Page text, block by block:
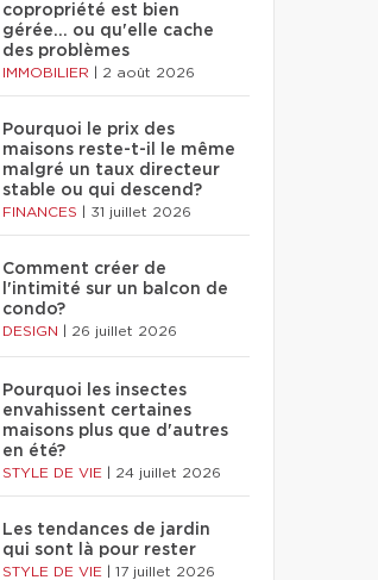
copropriété est bien
gérée… ou qu'elle cache
des problèmes
IMMOBILIER 2 août 2026
Pourquoi le prix des
maisons reste-t-il le même
malgré un taux directeur
stable ou qui descend?
FINANCES 31 juillet 2026
Comment créer de
l'intimité sur un balcon de
condo?
DESIGN 26 juillet 2026
Pourquoi les insectes
envahissent certaines
maisons plus que d'autres
en été?
STYLE DE VIE 24 juillet 2026
Les tendances de jardin
qui sont là pour rester
STYLE DE VIE 17 juillet 2026